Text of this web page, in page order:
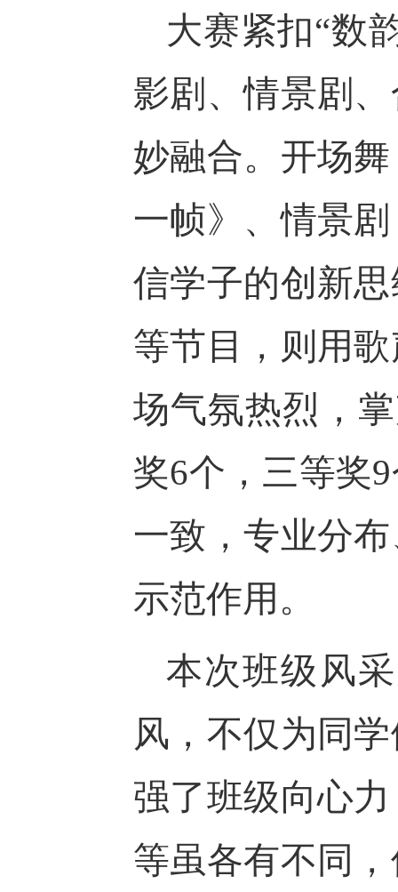
大赛紧扣“数
影剧、情景剧
妙融合。开场
一帧》、情景
信学子的创新
等节目，则用
场气氛热烈，
奖6个，三等奖
一致，专业分
示范作用。
本次班级风
风，不仅为同
强了班级向心
等虽各有不同